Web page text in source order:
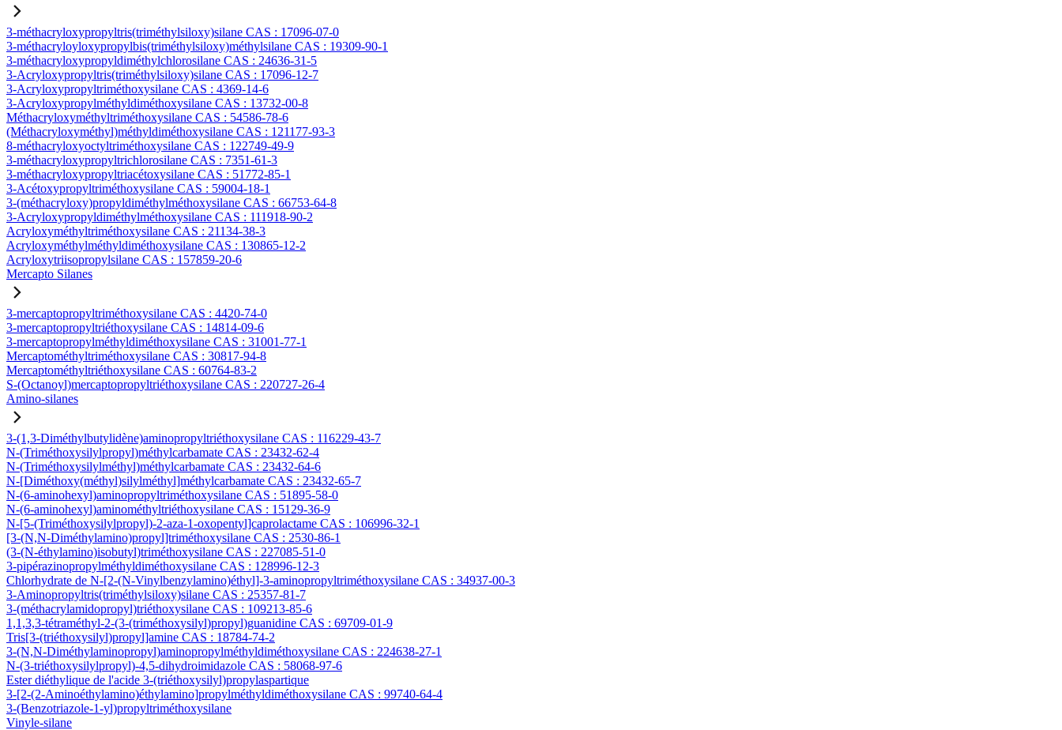
3-méthacryloxypropyltris(triméthylsiloxy)silane CAS : 17096-07-0
3-méthacryloyloxypropylbis(triméthylsiloxy)méthylsilane CAS : 19309-90-1
3-méthacryloxypropyldiméthylchlorosilane CAS : 24636-31-5
3-Acryloxypropyltris(triméthylsiloxy)silane CAS : 17096-12-7
3-Acryloxypropyltriméthoxysilane CAS : 4369-14-6
3-Acryloxypropylméthyldiméthoxysilane CAS : 13732-00-8
Méthacryloxyméthyltriméthoxysilane CAS : 54586-78-6
(Méthacryloxyméthyl)méthyldiméthoxysilane CAS : 121177-93-3
8-méthacryloxyoctyltriméthoxysilane CAS : 122749-49-9
3-méthacryloxypropyltrichlorosilane CAS : 7351-61-3
3-méthacryloxypropyltriacétoxysilane CAS : 51772-85-1
3-Acétoxypropyltriméthoxysilane CAS : 59004-18-1
3-(méthacryloxy)propyldiméthylméthoxysilane CAS : 66753-64-8
3-Acryloxypropyldiméthylméthoxysilane CAS : 111918-90-2
Acryloxyméthyltriméthoxysilane CAS : 21134-38-3
Acryloxyméthylméthyldiméthoxysilane CAS : 130865-12-2
Acryloxytriisopropylsilane CAS : 157859-20-6
Mercapto Silanes
3-mercaptopropyltriméthoxysilane CAS : 4420-74-0
3-mercaptopropyltriéthoxysilane CAS : 14814-09-6
3-mercaptopropylméthyldiméthoxysilane CAS : 31001-77-1
Mercaptométhyltriméthoxysilane CAS : 30817-94-8
Mercaptométhyltriéthoxysilane CAS : 60764-83-2
S-(Octanoyl)mercaptopropyltriéthoxysilane CAS : 220727-26-4
Amino-silanes
3-(1,3-Diméthylbutylidène)aminopropyltriéthoxysilane CAS : 116229-43-7
N-(Triméthoxysilylpropyl)méthylcarbamate CAS : 23432-62-4
N-(Triméthoxysilylméthyl)méthylcarbamate CAS : 23432-64-6
N-[Diméthoxy(méthyl)silylméthyl]méthylcarbamate CAS : 23432-65-7
N-(6-aminohexyl)aminopropyltriméthoxysilane CAS : 51895-58-0
N-(6-aminohexyl)aminométhyltriéthoxysilane CAS : 15129-36-9
N-[5-(Triméthoxysilylpropyl)-2-aza-1-oxopentyl]caprolactame CAS : 106996-32-1
[3-(N,N-Diméthylamino)propyl]triméthoxysilane CAS : 2530-86-1
(3-(N-éthylamino)isobutyl)triméthoxysilane CAS : 227085-51-0
3-pipérazinopropylméthyldiméthoxysilane CAS : 128996-12-3
Chlorhydrate de N-[2-(N-Vinylbenzylamino)éthyl]-3-aminopropyltriméthoxysilane CAS : 34937-00-3
3-Aminopropyltris(triméthylsiloxy)silane CAS : 25357-81-7
3-(méthacrylamidopropyl)triéthoxysilane CAS : 109213-85-6
1,1,3,3-tétraméthyl-2-(3-(triméthoxysilyl)propyl)guanidine CAS : 69709-01-9
Tris[3-(triéthoxysilyl)propyl]amine CAS : 18784-74-2
3-(N,N-Diméthylaminopropyl)aminopropylméthyldiméthoxysilane CAS : 224638-27-1
N-(3-triéthoxysilylpropyl)-4,5-dihydroimidazole CAS : 58068-97-6
Ester diéthylique de l'acide 3-(triéthoxysilyl)propylaspartique
3-[2-(2-Aminoéthylamino)éthylamino]propylméthyldiméthoxysilane CAS : 99740-64-4
3-(Benzotriazole-1-yl)propyltriméthoxysilane
Vinyle-silane